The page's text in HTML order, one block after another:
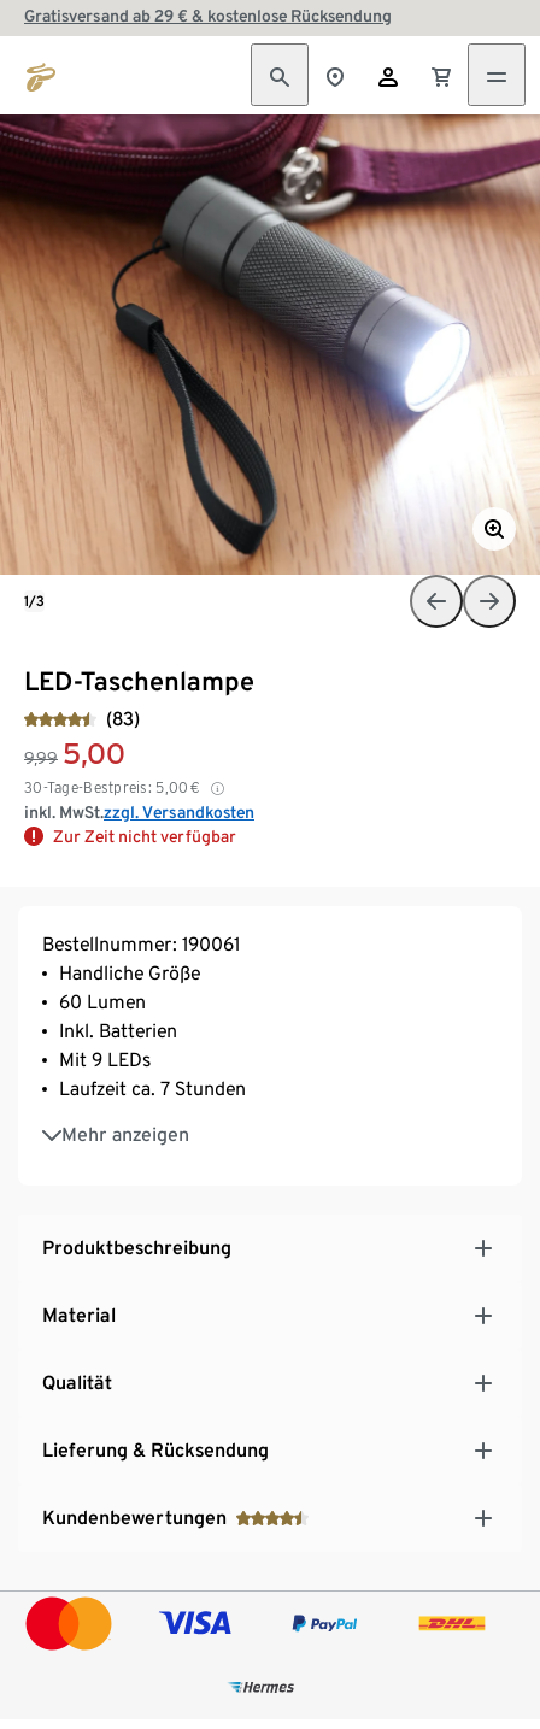
Gratisversand ab 29 € & kostenlose Rücksendung
LED-Taschenlampe
(83)
9,99 5,00
30-Tage-Bestpreis: 5,00 €
inkl. MwSt.zzgl. Versandkosten
Zur Zeit nicht verfügbar
1/3
Bestellnummer: 190061
Handliche Größe
60 Lumen
Inkl. Batterien
Mit 9 LEDs
Laufzeit ca. 7 Stunden
Mehr anzeigen
Spritzwassergeschützt nach IP44
Produktbeschreibung
Material
Qualität
Lieferung & Rücksendung
Kundenbewertungen